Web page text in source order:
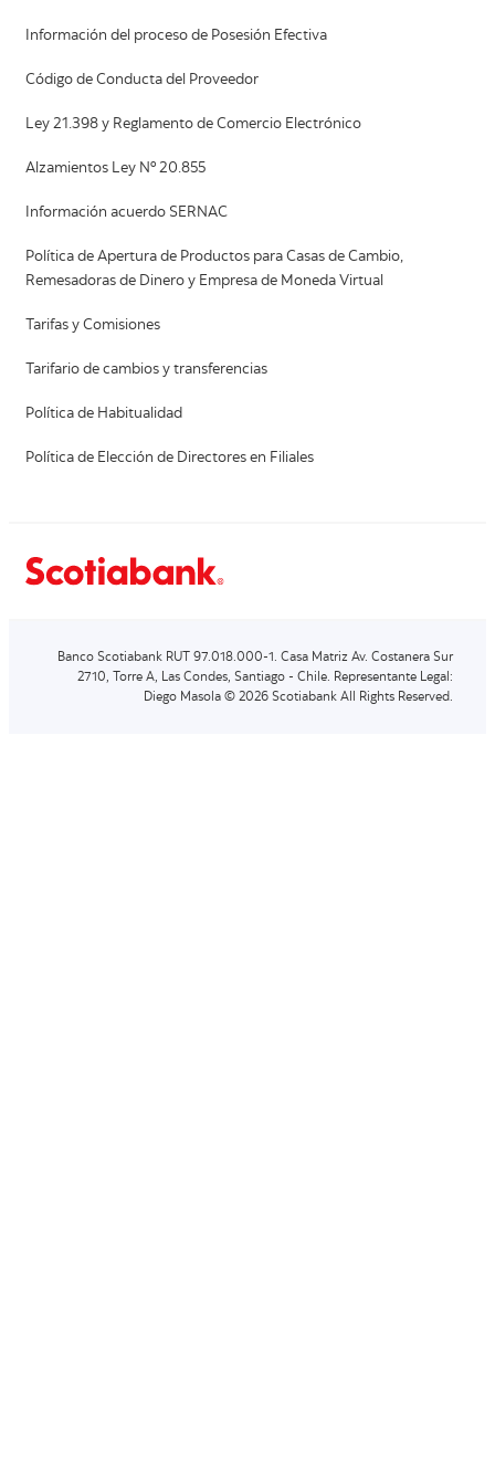
Información del proceso de Posesión Efectiva
Código de Conducta del Proveedor
Ley 21.398 y Reglamento de Comercio Electrónico
Alzamientos Ley Nº 20.855
Información acuerdo SERNAC
Política de Apertura de Productos para Casas de Cambio,
Remesadoras de Dinero y Empresa de Moneda Virtual
Tarifas y Comisiones
Tarifario de cambios y transferencias
Política de Habitualidad
Política de Elección de Directores en Filiales
Banco Scotiabank RUT 97.018.000-1. Casa Matriz Av. Costanera Sur
2710, Torre A, Las Condes, Santiago - Chile. Representante Legal:
Diego Masola © 2026 Scotiabank All Rights Reserved.